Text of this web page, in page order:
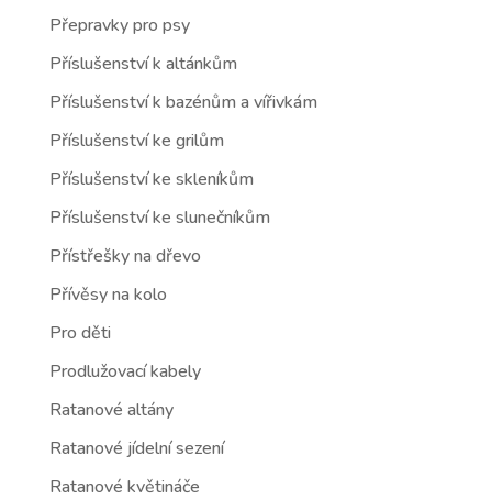
Přepravky pro psy
Příslušenství k altánkům
Příslušenství k bazénům a vířivkám
Příslušenství ke grilům
Příslušenství ke skleníkům
Příslušenství ke slunečníkům
Přístřešky na dřevo
Přívěsy na kolo
Pro děti
Prodlužovací kabely
Ratanové altány
Ratanové jídelní sezení
Ratanové květináče